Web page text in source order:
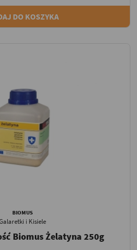
DO KOSZYKA
BIOMUS
i Kisiele
Biomus Żelatyna 250g